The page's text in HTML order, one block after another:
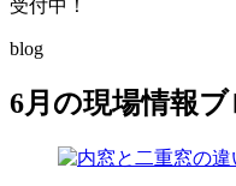
受付中！
blog
6月の現場情報